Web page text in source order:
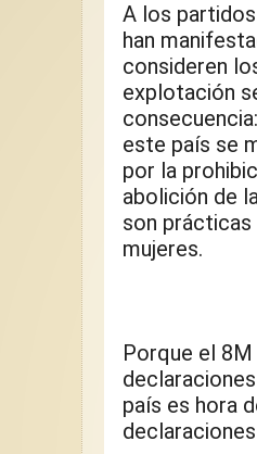
A los
han
consideren
explotación
este país se
por la
abolición de
son
mujeres.
Porque el
país es hora